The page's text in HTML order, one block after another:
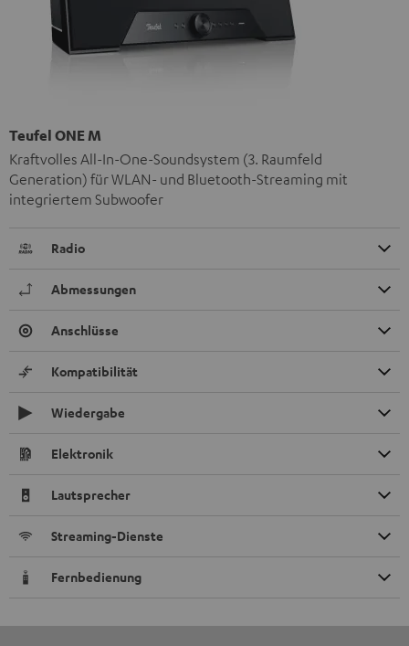
Teufel ONE M
Kraftvolles All-In-One-Soundsystem (3. Raumfeld
Generation) für WLAN- und Bluetooth-Streaming mit
integriertem Subwoofer
Radio
Abmessungen
Anschlüsse
Kompatibilität
Wiedergabe
Elektronik
Lautsprecher
Streaming-Dienste
Fernbedienung